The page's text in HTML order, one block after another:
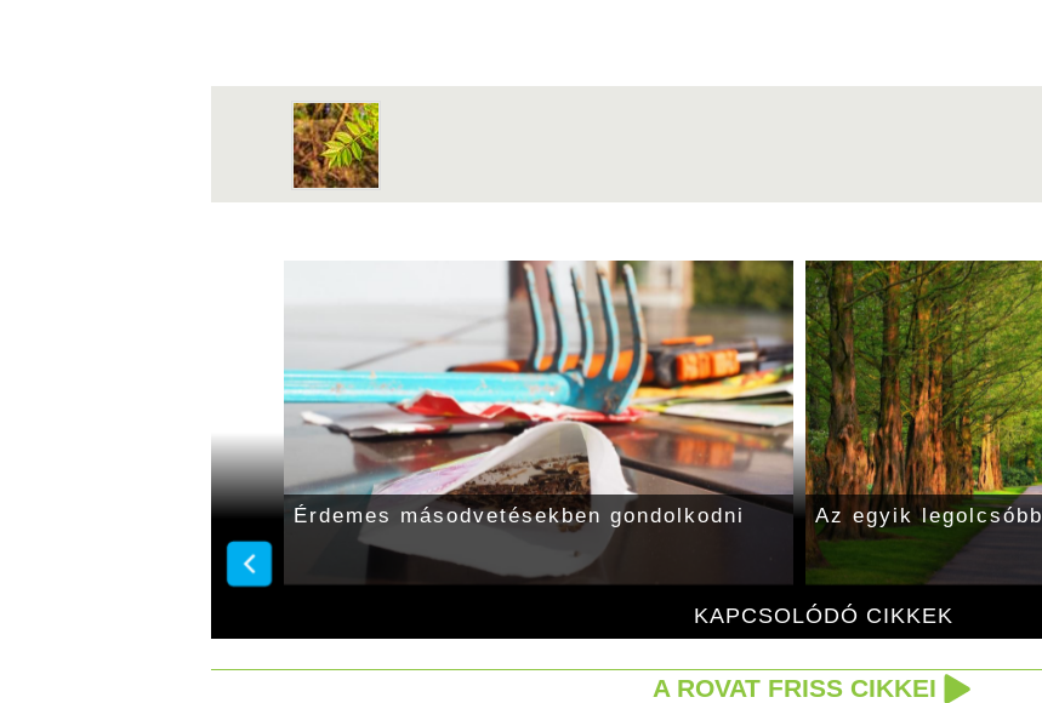
KAPCSOLÓDÓ CIKKEK
időpontja Érdemes másodvetésekben gondolkodni Az egyik
A ROVAT FRISS CIKKEI